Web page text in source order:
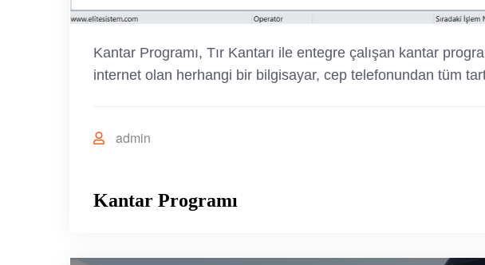
Kantar Programı, Tır Kantarı ile entegre çalışan kantar
internet olan herhangi bir bilgisayar, cep telefonundan tüm
admin
Kantar Programı